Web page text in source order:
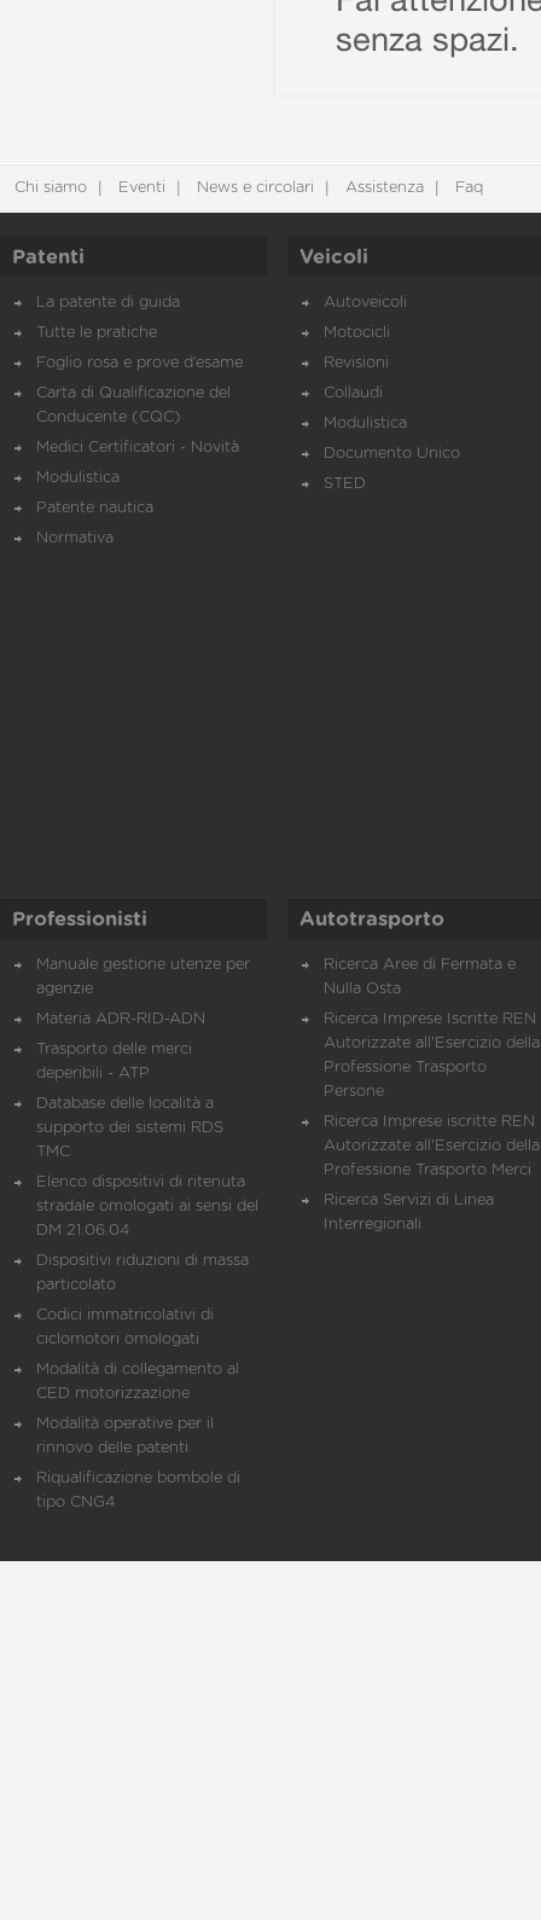
senza spazi.
Chi siamo Eventi News e circolari Assistenza Faq
Patenti
La patente di guida
Tutte le pratiche
Foglio rosa e prove d’esame
Carta di Qualificazione del
Conducente (CQC)
Medici Certificatori - Novità
Modulistica
Patente nautica
Normativa
Veicoli
Autoveicoli
Motocicli
Revisioni
Collaudi
Modulistica
Documento Unico
STED
Professionisti
Manuale gestione utenze per
agenzie
Materia ADR-RID-ADN
Trasporto delle merci
deperibili - ATP
Database delle località a
supporto dei sistemi RDS
TMC
Elenco dispositivi di ritenuta
stradale omologati ai sensi del
DM 21.06.04
Dispositivi riduzioni di massa
particolato
Codici immatricolativi di
ciclomotori omologati
Modalità di collegamento al
CED motorizzazione
Modalità operative per il
rinnovo delle patenti
Riqualificazione bombole di
tipo CNG4
Autotrasporto
Ricerca Aree di Fermata e
Nulla Osta
Ricerca Imprese Iscritte REN
Autorizzate all'Esercizio della
Professione Trasporto
Persone
Ricerca Imprese iscritte REN
Autorizzate all'Esercizio della
Professione Trasporto Merci
Ricerca Servizi di Linea
Interregionali